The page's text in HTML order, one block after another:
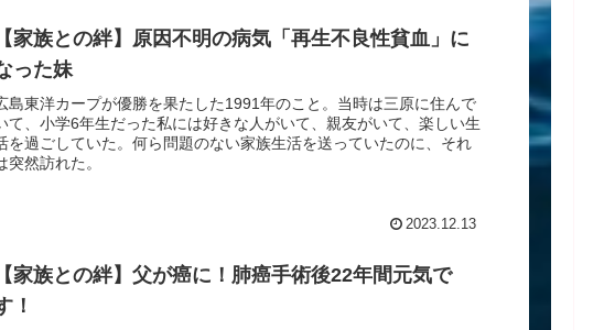
【家族との絆】原因不明の病気「再生不良性貧血」に
った妹
島東洋カープが優勝を果たした1991年のこと。当時は三原に住んで
て、小学6年生だった私には好きな人がいて、親友がいて、楽しい生
を過ごしていた。何ら問題のない家族生活を送っていたのに、それ
突然訪れた。
2023.12.13
【家族との絆】父が癌に！肺癌手術後22年間元気で
！